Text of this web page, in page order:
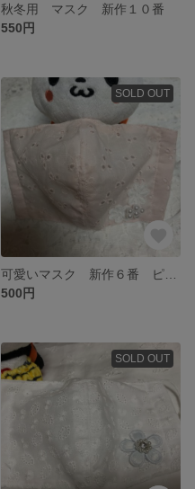
秋冬用 マスク 新作１０番
550円
SOLD OUT
500円
SOLD OUT